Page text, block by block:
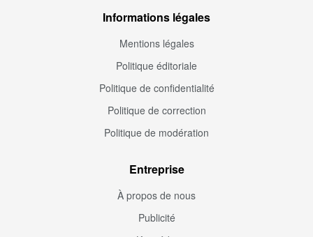
Informations légales
Mentions légales
Politique éditoriale
Politique de confidentialité
Politique de correction
Politique de modération
Entreprise
À propos de nous
Publicité